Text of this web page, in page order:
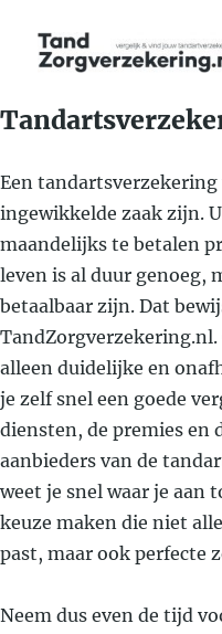
Een
ingewikkelde zaak zijn.
maandelijks te betalen
leven is al duur genoeg,
betaalbaar zijn. Dat
TandZorgverzekering.nl.
alleen duidelijke en
je zelf snel een goede
diensten, de premies en
aanbieders van de
weet je snel waar je aan
keuze maken die niet
past, maar ook perfecte
Neem dus even de tijd